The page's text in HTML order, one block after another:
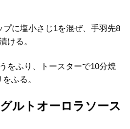
プに塩小さじ1を混ぜ、手羽先8
ける。
をふり、トースターで10分焼
ふる。
ルトオーロラソース